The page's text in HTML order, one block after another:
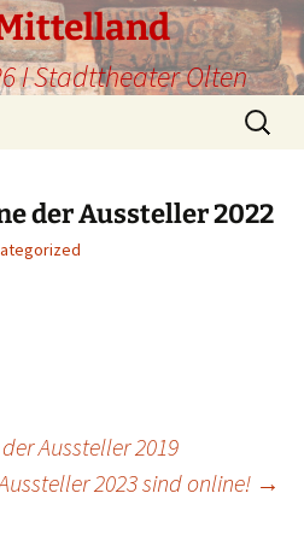
I Stadttheater Olten
Suche
nach:
der Aussteller 2022
Aussteller 2019
2023 sind online! →